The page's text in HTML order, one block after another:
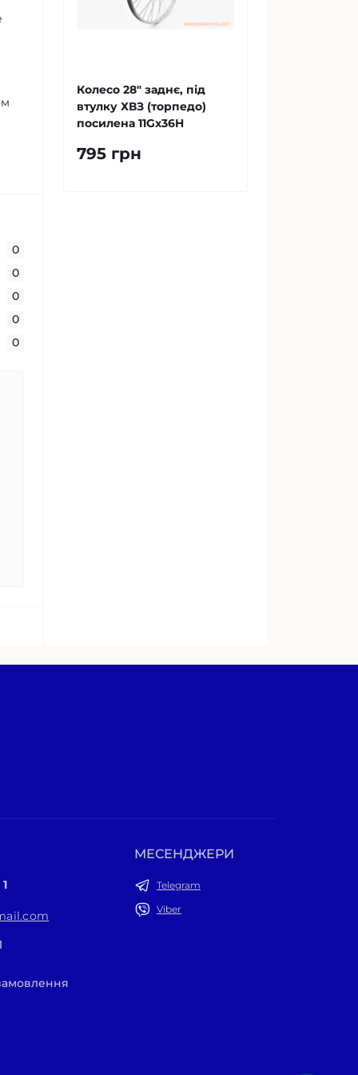
0
0
0
0
0
Колесо 28" заднє, під
втулку ХВЗ (торпедо)
посилена 11Gх36H
795 грн
МЕСЕНДЖЕРИ
Telegram
Viber